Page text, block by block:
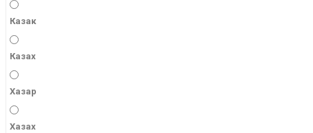
Казак
Казах
Хазар
Хазах